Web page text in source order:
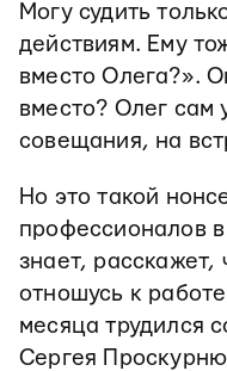
Могу судить
действиям. Ему
вместо Олега?».
вместо? Олег сам
совещания, на
Но это такой
профессионалов
знает, расскажет,
отношусь к
месяца трудился
Сергея Проскурню